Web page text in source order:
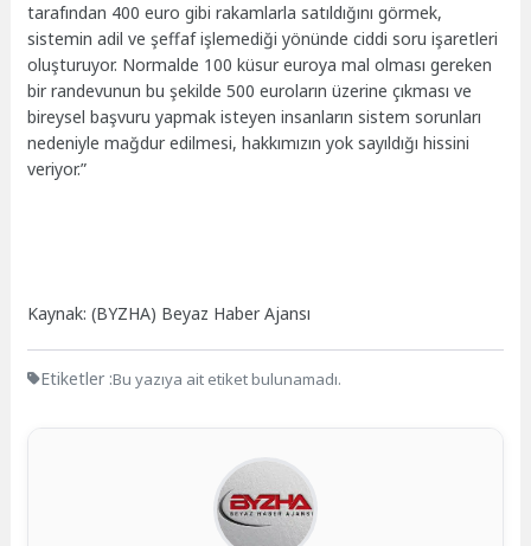
tarafından 400 euro gibi rakamlarla satıldığını görmek,
sistemin adil ve şeffaf işlemediği yönünde ciddi soru işaretleri
oluşturuyor. Normalde 100 küsur euroya mal olması gereken
bir randevunun bu şekilde 500 euroların üzerine çıkması ve
bireysel başvuru yapmak isteyen insanların sistem sorunları
nedeniyle mağdur edilmesi, hakkımızın yok sayıldığı hissini
veriyor.”
Kaynak: (BYZHA) Beyaz Haber Ajansı
Etiketler :Bu yazıya ait etiket bulunamadı.